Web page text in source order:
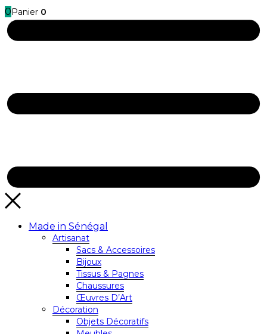
0 Panier 0
Made in Sénégal
Artisanat
Sacs & Accessoires
Bijoux
Tissus & Pagnes
Chaussures
Œuvres D’Art
Décoration
Objets Décoratifs